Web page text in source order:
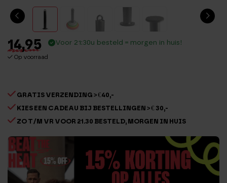
14,95
Op voorraad
Voor 21:30u besteld = morgen in huis!
GRATIS VERZENDING > €40,-
KIES EEN CADEAU BIJ BESTELLINGEN > € 30,-
ZO T/M VR VOOR 21.30 BESTELD, MORGEN IN HUIS